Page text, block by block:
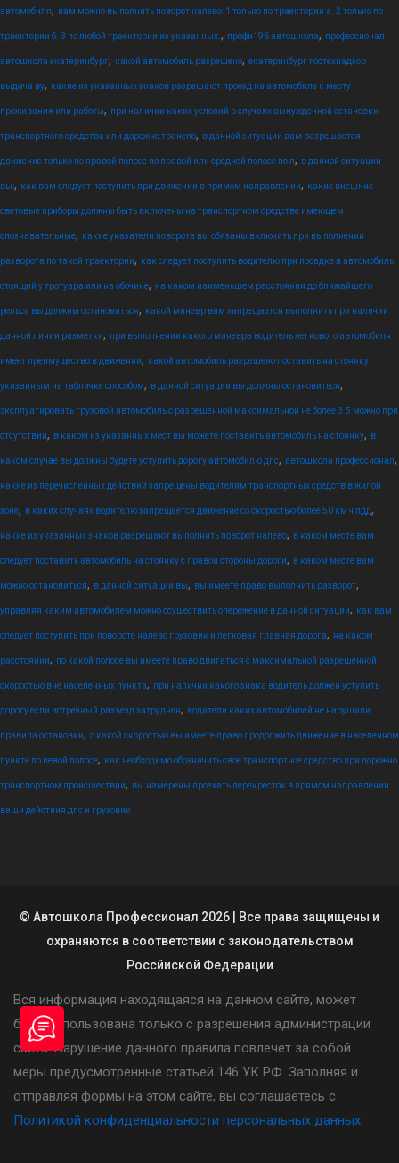
автомобиля, вам можно выполнить поворот налево: 1 только по траектории а. 2 только по
траектории б. 3 по любой траектории из указанных. , профи196 автошкола, профессионал
автошкола екатеринбург, какой автомобиль разрешено, екатеринбург гостехнадзор
выдача ву, какие из указанных знаков разрешают проезд на автомобиле к месту
проживания или работы, при наличии каких условий в случаях вынужденной остановки
транспортного средства или дорожно транспо, в данной ситуации вам разрешается
движение только по правой полосе по правой или средней полосе по л, в данной ситуации
вы:, как вам следует поступить при движении в прямом направлении, какие внешние
световые приборы должны быть включены на транспортном средстве имеющем
опознавательные, какие указатели поворота вы обязаны включить при выполнении
разворота по такой траектории, как следует поступить водителю при посадке в автомобиль
стоящий у тротуара или на обочине, на каком наименьшем расстоянии до ближайшего
рельса вы должны остановиться, какой маневр вам запрещается выполнить при наличии
данной линии разметки, при выполнении какого маневра водитель легкового автомобиля
имеет преимущество в движении, какой автомобиль разрешено поставить на стоянку
указанным на табличке способом, в данной ситуации вы должны остановиться,
эксплуатировать грузовой автомобиль с разрешенной максимальной не более 3.5 можно при
отсутствии, в каком из указанных мест вы можете поставить автомобиль на стоянку, в
каком случае вы должны будете уступить дорогу автомобилю дпс, автошкола профессионал,
какие из перечисленных действий запрещены водителям транспортных средств в жилой
зоне, в каких случаях водителю запрещается движение со скоростью более 50 км ч пдд,
какие из указанных знаков разрешают выполнить поворот налево, в каком месте вам
следует поставить автомобиль на стоянку с правой стороны дороги, в каком месте вам
можно остановиться, в данной ситуации вы, вы имеете право выполнить разворот,
управляя каким автомобилем можно осуществить опережение в данной ситуации, как вам
следует поступить при повороте налево грузовик и легковая главная дорога, на каком
расстоянии, по какой полосе вы имеете право двигаться с максимальной разрешенной
скоростью вне населенных пункта, при наличии какого знака водитель должен уступить
дорогу если встречный разъезд затруднен, водители каких автомобилей не нарушили
правила остановки, с какой скоростью вы имеете право продолжить движение в населенном
пункте по левой полосе, как необходимо обозначить свое транспортное средство при дорожно
транспортном происшествии, вы намерены проехать перекресток в прямом направлении
ваши действия дпс и грузовик
© Автошкола Профессионал 2026 | Все права защищены и
охраняются в соответствии с законодательством
Россйиской Федерации
Вся информация находящаяся на данном сайте, может
быть использована только с разрешения администрации
сайта. Нарушение данного правила повлечет за собой
меры предусмотренные статьей 146 УК РФ. Заполняя и
отправляя формы на этом сайте, вы соглашаетесь с
Политикой конфиденциальности персональных данных